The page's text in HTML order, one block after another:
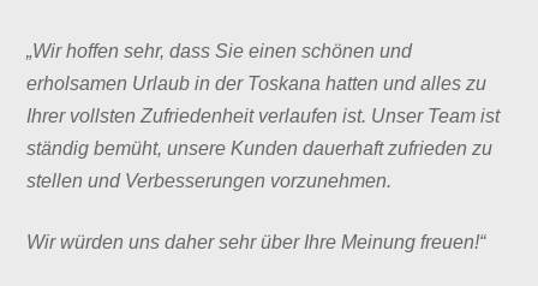
„Wir hoffen sehr, dass Sie einen schönen und
erholsamen Urlaub in der Toskana hatten und alles zu
Ihrer vollsten Zufriedenheit verlaufen ist. Unser Team ist
ständig bemüht, unsere Kunden dauerhaft zufrieden zu
stellen und Verbesserungen vorzunehmen.
Wir würden uns daher sehr über Ihre Meinung freuen!“